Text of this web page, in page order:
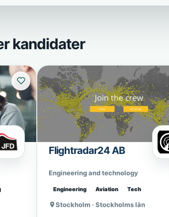
kandidater
Flightradar24 AB
Engineering and technology
Engineering Aviation Tech
Stockholm · Stockholms län